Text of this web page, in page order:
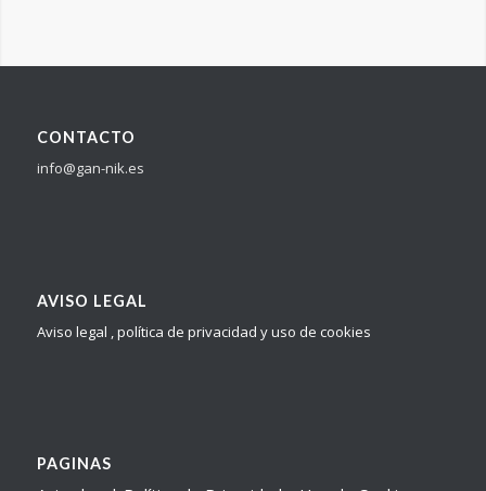
CONTACTO
info@gan-nik.es
AVISO LEGAL
Aviso legal , política de privacidad y uso de cookies
PAGINAS